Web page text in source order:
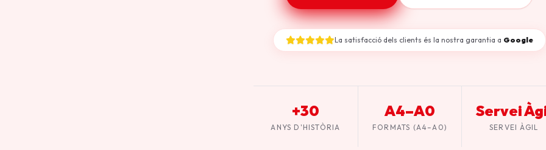
La satisfacció dels clients és la nostra garantia a Google
+30
ANYS D'HISTÒRIA
A4–A0
FORMATS (A4–A0)
Servei
SERVEI ÀGIL